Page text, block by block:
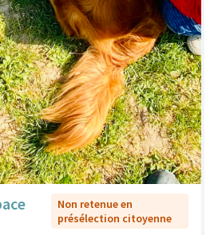
Non retenue en
présélection citoyenne